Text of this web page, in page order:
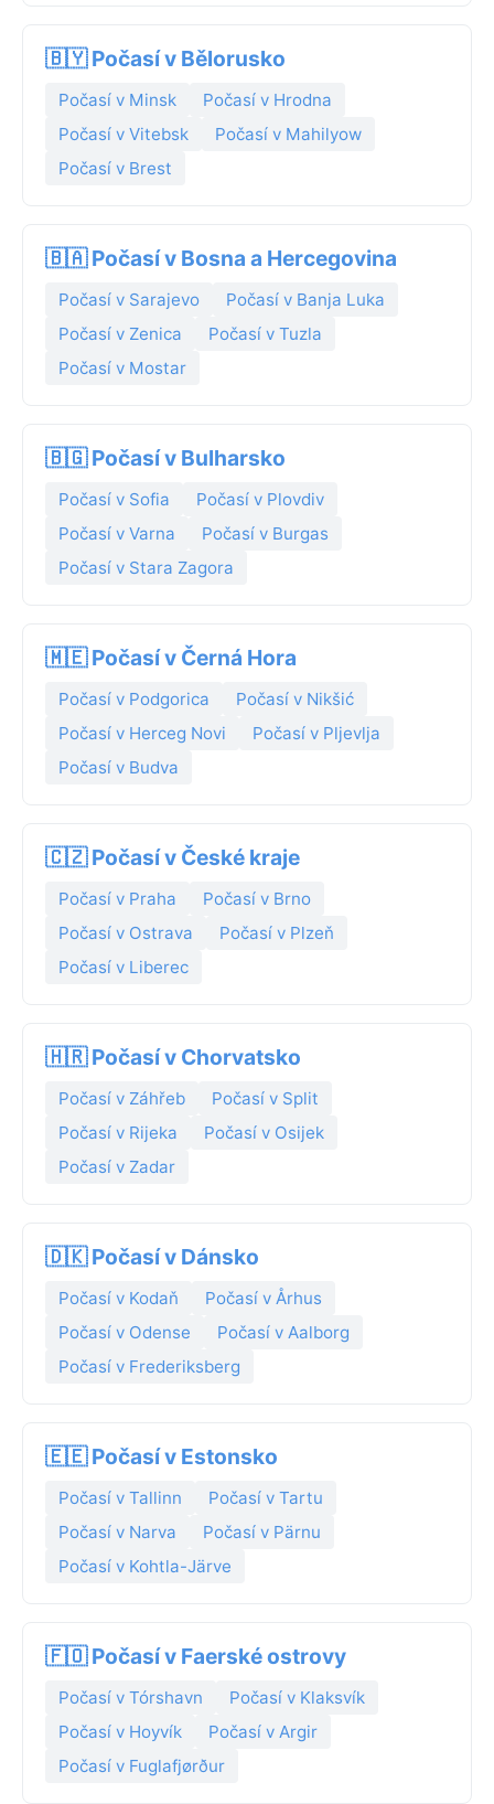
🇧🇾 Počasí v Bělorusko
Počasí v Minsk
Počasí v Hrodna
Počasí v Vitebsk
Počasí v Mahilyow
Počasí v Brest
🇧🇦 Počasí v Bosna a Hercegovina
Počasí v Sarajevo
Počasí v Banja Luka
Počasí v Zenica
Počasí v Tuzla
Počasí v Mostar
🇧🇬 Počasí v Bulharsko
Počasí v Sofia
Počasí v Plovdiv
Počasí v Varna
Počasí v Burgas
Počasí v Stara Zagora
🇲🇪 Počasí v Černá Hora
Počasí v Podgorica
Počasí v Nikšić
Počasí v Herceg Novi
Počasí v Pljevlja
Počasí v Budva
🇨🇿 Počasí v České kraje
Počasí v Praha
Počasí v Brno
Počasí v Ostrava
Počasí v Plzeň
Počasí v Liberec
🇭🇷 Počasí v Chorvatsko
Počasí v Záhřeb
Počasí v Split
Počasí v Rijeka
Počasí v Osijek
Počasí v Zadar
🇩🇰 Počasí v Dánsko
Počasí v Kodaň
Počasí v Århus
Počasí v Odense
Počasí v Aalborg
Počasí v Frederiksberg
🇪🇪 Počasí v Estonsko
Počasí v Tallinn
Počasí v Tartu
Počasí v Narva
Počasí v Pärnu
Počasí v Kohtla-Järve
🇫🇴 Počasí v Faerské ostrovy
Počasí v Tórshavn
Počasí v Klaksvík
Počasí v Hoyvík
Počasí v Argir
Počasí v Fuglafjørður